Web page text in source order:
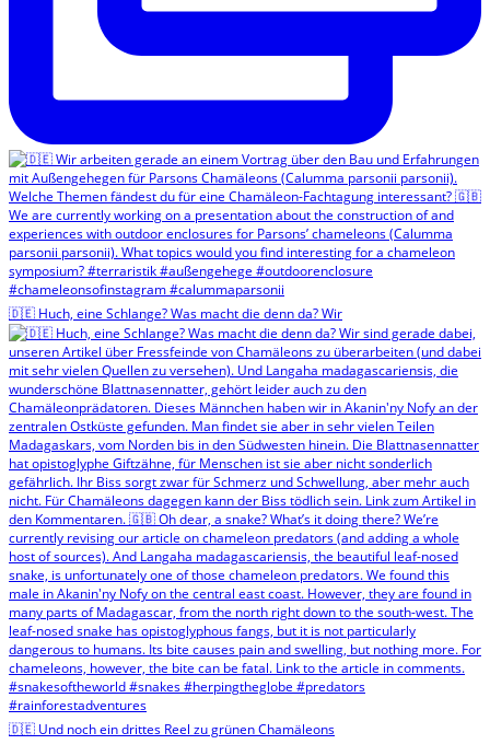
🇩🇪 Huch, eine Schlange? Was macht die denn da? Wir
🇩🇪 Und noch ein drittes Reel zu grünen Chamäleons